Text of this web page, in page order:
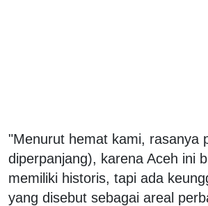
"Menurut hemat kami, rasanya
diperpanjang), karena Aceh ini
memiliki historis, tapi ada
yang disebut sebagai areal